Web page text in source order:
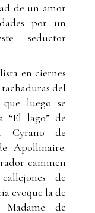
de un amor
por un
seductor
en ciernes
del
que luego se
“El lago” de
Cyrano de
Apollinaire.
caminen
de
evoque la de
Madame de